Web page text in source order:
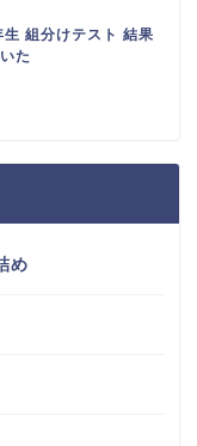
生 組分けテスト 結果
た
め